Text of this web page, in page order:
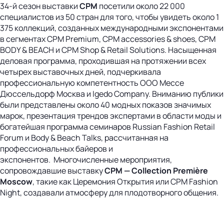
34-й сезон выставкиСРМ посетили около 22 000
специалистов из 50 стран для того, чтобы увидеть около 1
375 коллекций, созданных международными экспонентами
в сегментах CPM Premium, CPM accessories & shoes, CPM
BODY & BEACH и CPM Shop & Retail Solutions. Насыщенная
деловая программа, проходившая на протяжении всех
четырех выставочных дней, подчеркивала
профессиональную компетентность ООО Мессе
Дюссельдорф Москва и Igedo Company. Вниманию публики
были представлены около 40 модных показов значимых
марок, презентация трендов экспертами в области моды и
богатейшая программа семинаров Russian Fashion Retail
Forum и Body & Beach Talks, рассчитанная на
профессиональных байеров и
экспонентов. Многочисленные мероприятия,
сопровождавшие выставкуСРМ — Collection Première
Moscow, такие как Церемония Открытия или CPM Fashion
Night, создавали атмосферу для плодотворного общения.